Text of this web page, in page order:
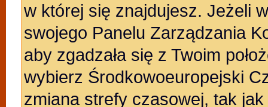
w której się znajdujesz. Jeżeli
swojego Panelu Zarządzania
aby zgadzała się z Twoim
wybierz Środkowoeuropejski
zmiana strefy czasowej, tak